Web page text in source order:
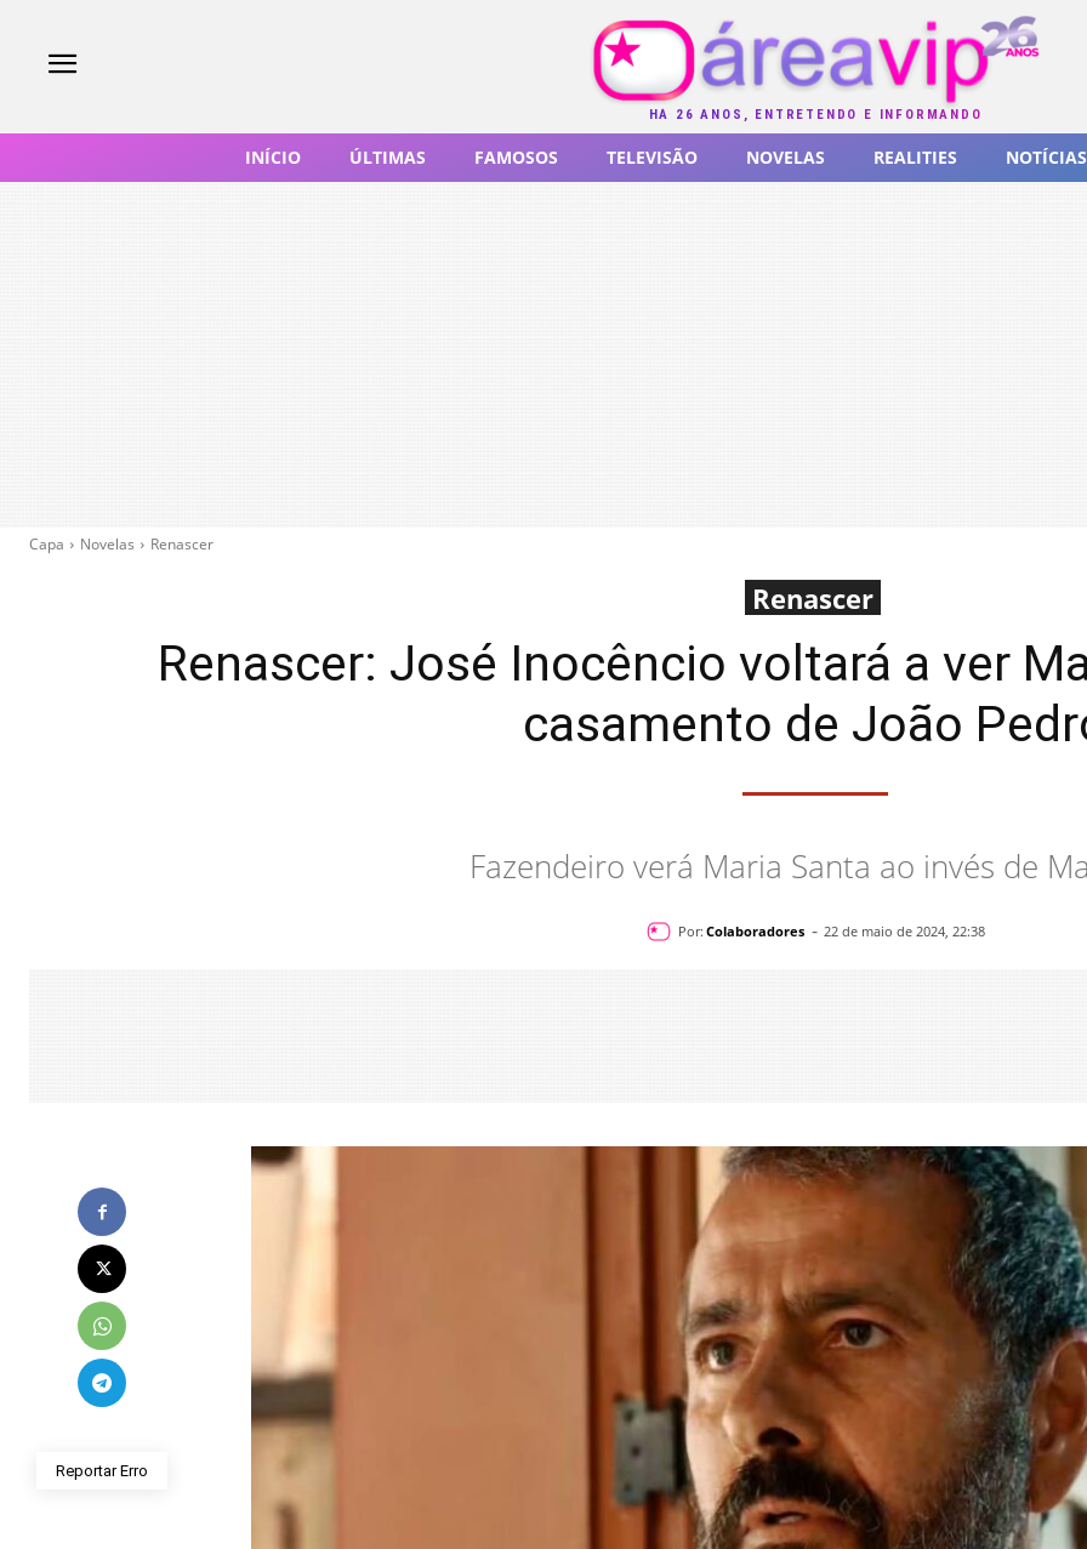
HÁ 26 ANOS, ENTRETENDO E INFORMANDO
INÍCIO ÚLTIMAS FAMOSOS TELEVISÃO NOVELAS REALITIES NOTÍCIAS
Capa Novelas Renascer
Renascer
Renascer: José Inocêncio voltará a ver
casamento de João
Fazendeiro verá Maria Santa ao invés de
Por: Colaboradores - 22 de maio de 2024, 22:38
Reportar Erro